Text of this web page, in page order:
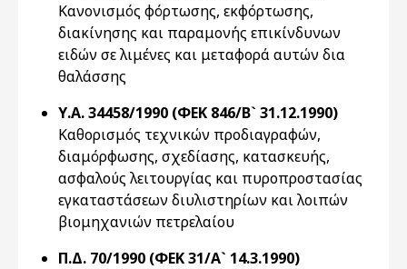
Κανονισμός φόρτωσης, εκφόρτωσης,
διακίνησης και παραμονής επικίνδυνων
ειδών σε λιμένες και μεταφορά αυτών δια
θαλάσσης
Υ.Α. 34458/1990 (ΦΕΚ 846/Β` 31.12.1990)
Καθορισμός τεχνικών προδιαγραφών,
διαμόρφωσης, σχεδίασης, κατασκευής,
ασφαλούς λειτουργίας και πυροπροστασίας
εγκαταστάσεων διυλιστηρίων και λοιπών
βιομηχανιών πετρελαίου
Π.Δ. 70/1990 (ΦΕΚ 31/Α` 14.3.1990)